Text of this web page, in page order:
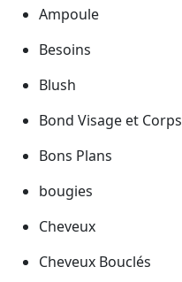
Ampoule
Besoins
Blush
Bond Visage et Corps
Bons Plans
bougies
Cheveux
Cheveux Bouclés